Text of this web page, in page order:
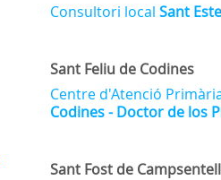
Consultori localSant
Sant Feliu de Codines
Centre d'Atenció
Codines - Doctor de los
Sant Fost de